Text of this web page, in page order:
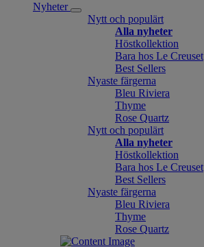
Nyheter
Nytt och populärt
Alla nyheter
Höstkollektion
Bara hos Le Creuset
Best Sellers
Nyaste färgerna
Bleu Riviera
Thyme
Rose Quartz
Nytt och populärt
Alla nyheter
Höstkollektion
Bara hos Le Creuset
Best Sellers
Nyaste färgerna
Bleu Riviera
Thyme
Rose Quartz